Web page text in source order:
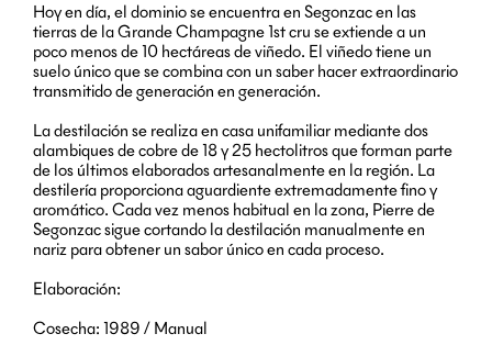
Hoy en día, el dominio se encuentra en Segonzac en las
tierras de la Grande Champagne 1st cru se extiende a un
poco menos de 10 hectáreas de viñedo. El viñedo tiene un
suelo único que se combina con un saber hacer extraordinario
transmitido de generación en generación.
La destilación se realiza en casa unifamiliar mediante dos
alambiques de cobre de 18 y 25 hectolitros que forman parte
de los últimos elaborados artesanalmente en la región. La
destilería proporciona aguardiente extremadamente fino y
aromático. Cada vez menos habitual en la zona, Pierre de
Segonzac sigue cortando la destilación manualmente en
nariz para obtener un sabor único en cada proceso.
Elaboración:
Cosecha: 1989 / Manual